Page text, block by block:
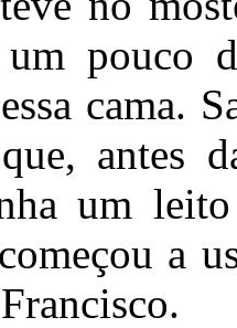
pouco
cama.
antes
um
a